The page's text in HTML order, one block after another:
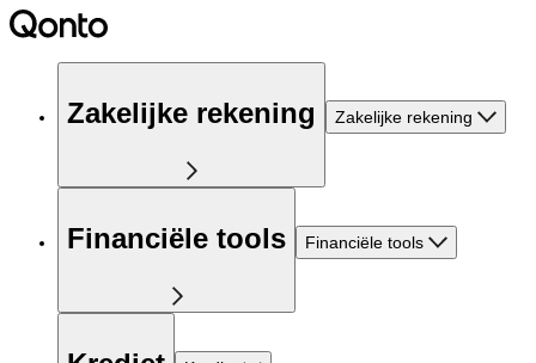
Zakelijke rekening Zakelijke rekening
Financiële tools Financiële tools